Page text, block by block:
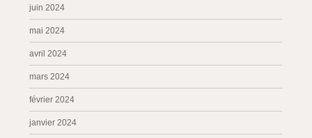
juin 2024
mai 2024
avril 2024
mars 2024
février 2024
janvier 2024